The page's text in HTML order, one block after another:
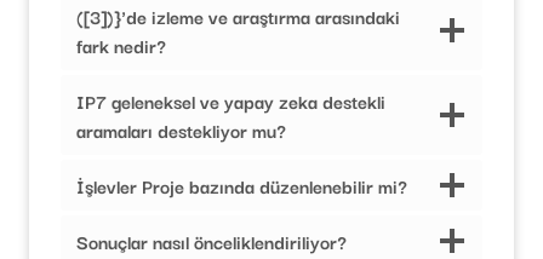
([3])}'de izleme ve araştırma arasındaki
fark nedir?
IP7 geleneksel ve yapay zeka destekli
aramaları destekliyor mu?
İşlevler Proje bazında düzenlenebilir mi?
Sonuçlar nasıl önceliklendiriliyor?